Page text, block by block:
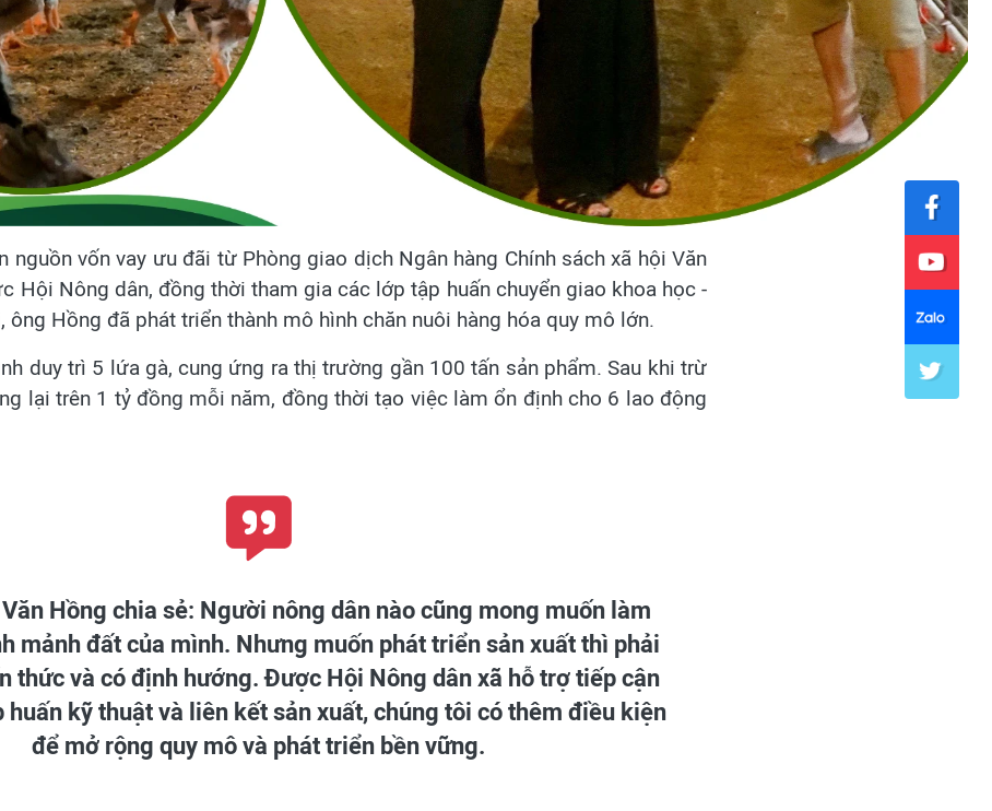
nguồn vốn vay ưu đãi từ Phòng giao dịch Ngân hàng Chính sách xã hội Văn
Hội Nông dân, đồng thời tham gia các lớp tập huấn chuyển giao khoa học -
ông Hồng đã phát triển thành mô hình chăn nuôi hàng hóa quy mô lớn.
duy trì 5 lứa gà, cung ứng ra thị trường gần 100 tấn sản phẩm. Sau khi trừ
lại trên 1 tỷ đồng mỗi năm, đồng thời tạo việc làm ổn định cho 6 lao động
Hồng chia sẻ: Người nông dân nào cũng mong muốn làm
mảnh đất của mình. Nhưng muốn phát triển sản xuất thì phải
thức và có định hướng. Được Hội Nông dân xã hỗ trợ tiếp cận
huấn kỹ thuật và liên kết sản xuất, chúng tôi có thêm điều kiện
để mở rộng quy mô và phát triển bền vững.